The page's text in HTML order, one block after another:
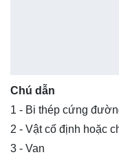
Chú dẫn
1 - Bi thép cứng
2 - Vật cố định hoặc
3 - Van